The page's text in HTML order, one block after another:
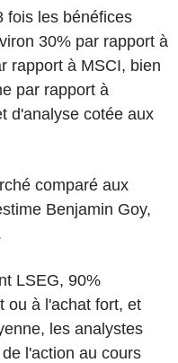
fois les bénéfices
30% par rapport à
rapport à MSCI, bien
par rapport à
d'analyse cotée aux
comparé aux
Benjamin Goy,
LSEG, 90%
ou à l'achat fort, et
les analystes
l'action au cours